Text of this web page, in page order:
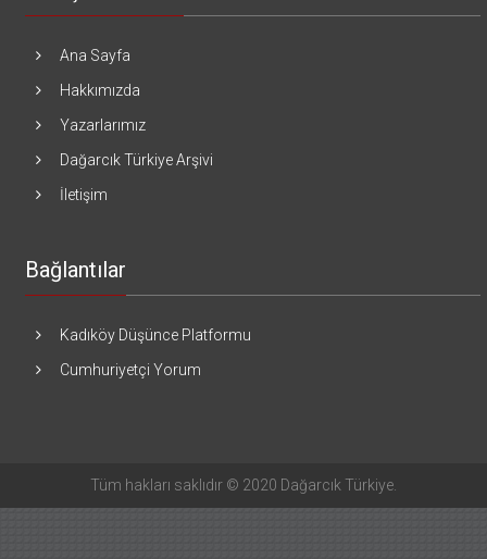
Ana Sayfa
Hakkımızda
Yazarlarımız
Dağarcık Türkiye Arşivi
İletişim
Bağlantılar
Kadıköy Düşünce Platformu
Cumhuriyetçi Yorum
Tüm hakları saklıdır © 2020 Dağarcık Türkiye.